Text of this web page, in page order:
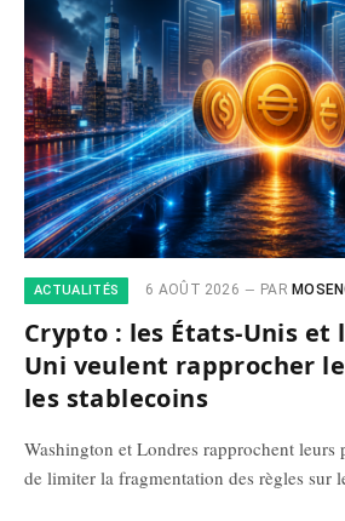
ACTUALITÉS 6 AOÛT 2026 PAR
Crypto : les États-Unis et
Uni veulent rapprocher
les stablecoins
Washington et Londres rapprochent
de limiter la fragmentation des règles sur